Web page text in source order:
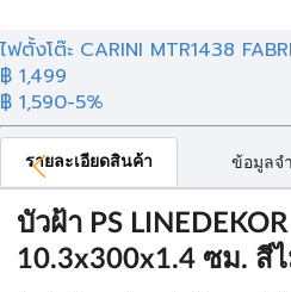
ไฟตั้งโต๊ะ CARINI MTR1438
฿ 1,499
฿ 1,590-5%
รายละเอียดสินค้า ข้อมูลจ
บัวฝ้า PS
10.3x300x1.4 ซม. สี